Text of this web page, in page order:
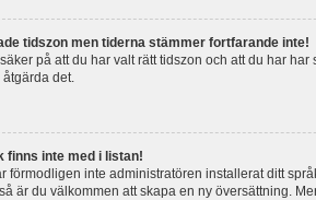
tidszon men tiderna stämmer fortfarande inte!
på att du har valt rätt tidszon och att du har
åtgärda det.
finns inte med i listan!
förmodligen inte administratören installerat ditt
är du välkommen att skapa en ny översättning.